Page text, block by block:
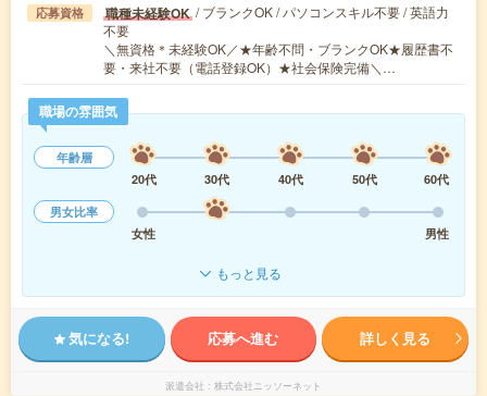
応募資格 職種未経験OK / ブランクOK / パソコンスキル不要 / 英語力
不要
＼無資格＊未経験OK／★年齢不問・ブランクOK★履歴書不
要・来社不要（電話登録OK）★社会保険完備＼…
職場の雰囲気
年齢層
20代
30代 40代 50代
60代
男女比率
女性
男性
もっと見る
気になる! 応募へ進む 詳しく見る
派遣会社 株式会社ニッソーネット